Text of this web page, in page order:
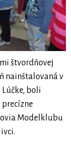
štvordňovej
nainštalovaná v
boli
Modelklubu